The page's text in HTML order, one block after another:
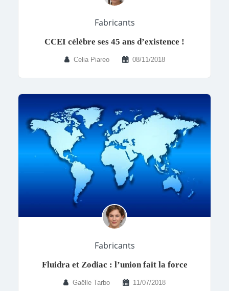
Fabricants
CCEI célèbre ses 45 ans d’existence !
Celia Piareo 08/11/2018
Fabricants
Fluidra et Zodiac : l’union fait la force
Gaëlle Tarbo 11/07/2018